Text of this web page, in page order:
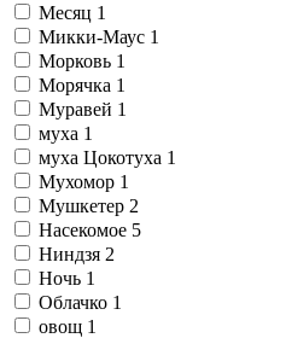
Месяц 1
Микки-Маус 1
Морковь 1
Морячка 1
Муравей 1
муха 1
муха Цокотуха 1
Мухомор 1
Мушкетер 2
Насекомое 5
Ниндзя 2
Ночь 1
Облачко 1
овощ 1